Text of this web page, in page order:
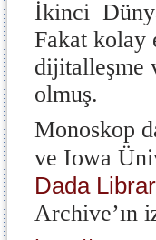
İkinci
Fakat kolay
dijitalleşme
olmuş.
Monoskop
ve Iowa
Dada
Archive’ın